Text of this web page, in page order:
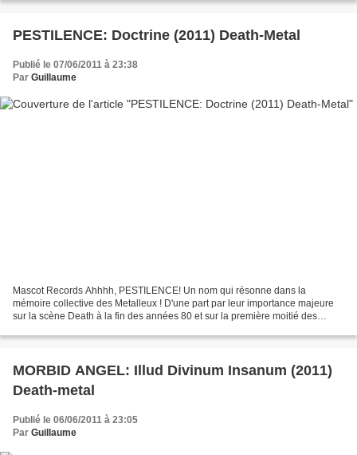
PESTILENCE: Doctrine (2011) Death-Metal
Publié le 07/06/2011 à 23:38
Par Guillaume
Mascot Records Ahhhh, PESTILENCE! Un nom qui résonne dans la
mémoire collective des Metalleux ! D'une part par leur importance majeure
sur la scène Death à la fin des années 80 et sur la première moitié des
MORBID ANGEL: Illud Divinum Insanum (2011)
Death-metal
Publié le 06/06/2011 à 23:05
Par Guillaume